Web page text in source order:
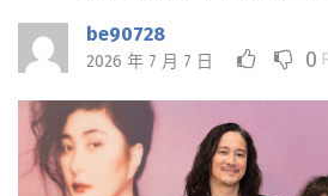
be90728
2026 年 7 月 7 日 0